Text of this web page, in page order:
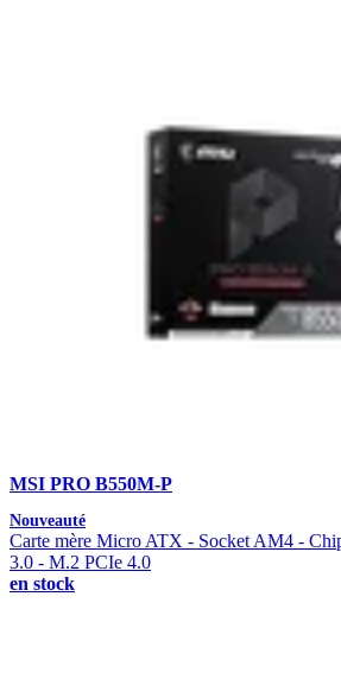
MSI PRO B550M-P
Nouveauté
Carte mère Micro ATX - Socket AM4 -
3.0 - M.2 PCIe 4.0
en stock